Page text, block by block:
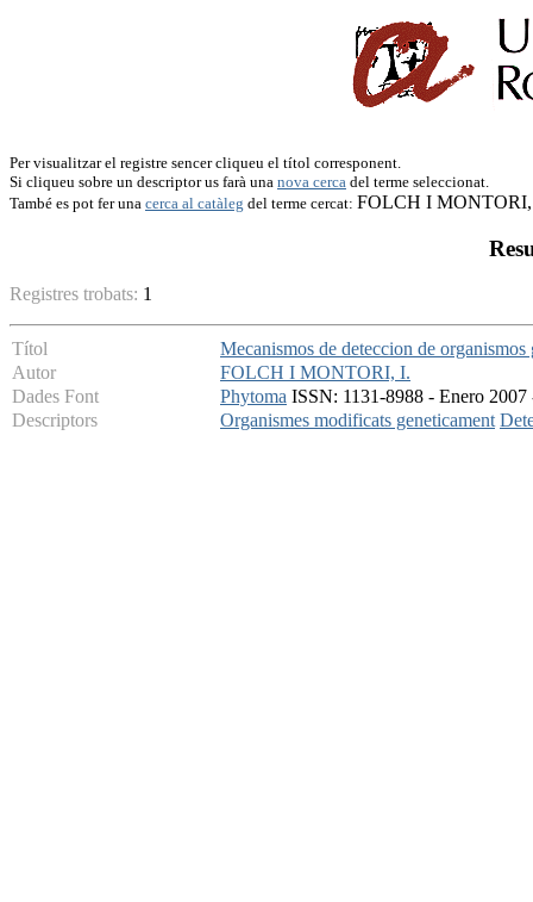
Per visualitzar el registre sencer cliqueu el títol corresponent.
Si cliqueu sobre un descriptor us farà una nova cerca del terme seleccionat.
També es pot fer una cerca al catàleg del terme cercat: FOLCH I
Registres trobats: 1
Títol
Mecanismos de deteccion de
Autor
FOLCH I MONTORI, I.
Dades Font
Phytoma ISSN: 1131-8988 - Enero
Descriptors
Organismes modificats geneticament